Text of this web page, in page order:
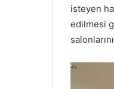
isteyen
edilmesi